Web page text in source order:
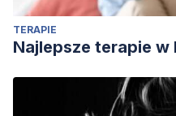
TERAPIE
Najlepsze terapie w